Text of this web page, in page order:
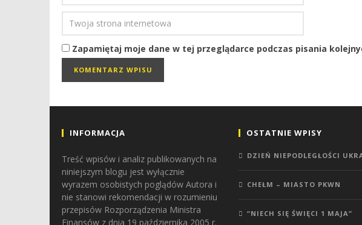
Zapamiętaj moje dane w tej przeglądarce podczas pisania
INFORMACJA
Treść wpisów i analiz publikowanych na
niniejszym blogu jest wyłącznie
wyrazem osobistych poglądów Autora i
nie stanowi rekomendacji w rozumieniu
przepisów Rozporządzenia Ministra
Finansów z dnia 19 października 2005 r.
OSTATNIE WPISY
DZIEŃ NIEPODLEGŁOŚCI
CHEŁM – MIASTO PKWN
“NIECH SIĘ ŚWIĘCI 1 MAJA”